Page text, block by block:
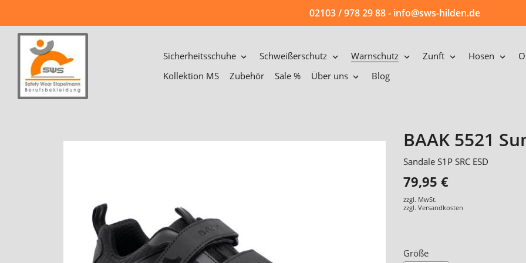
Inhalt
02103 / 978 29 88 - info@sws-hilden.de
Sicherheitsschuhe Schweißerschutz Warnschutz Zunft Hosen
Kollektion MS
Zubehör Sale % Über uns Blog
BAAK 5521
Sandale S1P SRC ESD
79,95 €
zzgl. MwSt.
zzgl. Versandkosten
Größe